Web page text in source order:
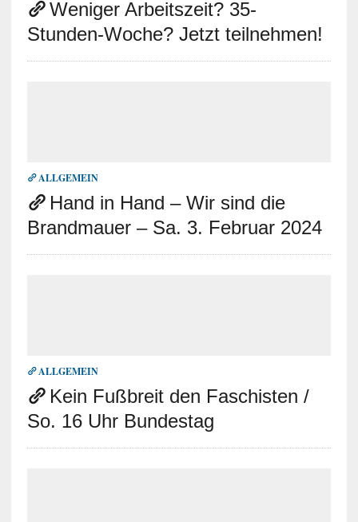
Weniger Arbeitszeit? 35-
Stunden-Woche? Jetzt teilnehmen!
ALLGEMEIN
Hand in Hand – Wir sind die
Brandmauer – Sa. 3. Februar 2024
ALLGEMEIN
Kein Fußbreit den Faschisten /
So. 16 Uhr Bundestag